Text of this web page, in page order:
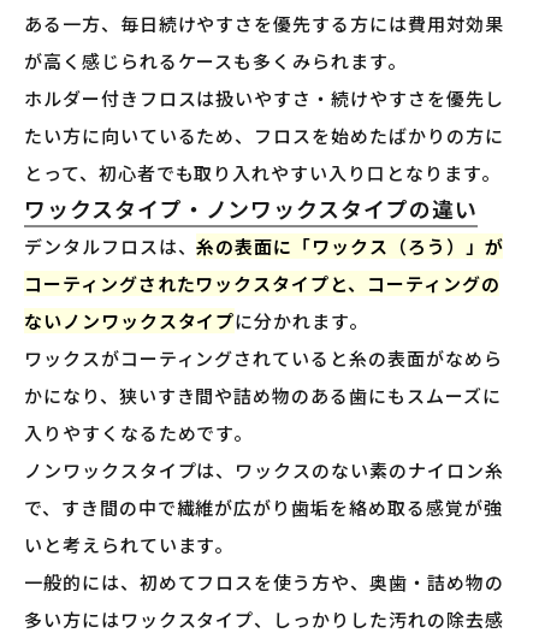
ある一方、毎日続けやすさを優先する方には費用対効果
が高く感じられるケースも多くみられます。
ホルダー付きフロスは扱いやすさ・続けやすさを優先し
たい方に向いているため、フロスを始めたばかりの方に
とって、初心者でも取り入れやすい入り口となります。
ワックスタイプ・ノンワックスタイプの違い
デンタルフロスは、糸の表面に「ワックス（ろう）」が
コーティングされたワックスタイプと、コーティングの
ないノンワックスタイプに分かれます。
ワックスがコーティングされていると糸の表面がなめら
かになり、狭いすき間や詰め物のある歯にもスムーズに
入りやすくなるためです。
ノンワックスタイプは、ワックスのない素のナイロン糸
で、すき間の中で繊維が広がり歯垢を絡め取る感覚が強
いと考えられています。
一般的には、初めてフロスを使う方や、奥歯・詰め物の
多い方にはワックスタイプ、しっかりした汚れの除去感